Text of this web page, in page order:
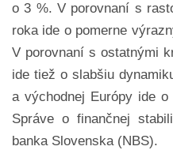
o 3 %. V porovnaní s
roka ide o pomerne
V porovnaní s ostatnými
ide tiež o slabšiu
a východnej Európy ide
Správe o finančnej
banka Slovenska (NBS).